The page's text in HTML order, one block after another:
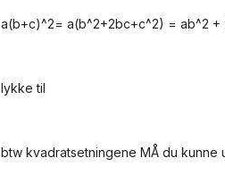
a(b+c)^2= a(b^2+2bc+c^2) = ab^2 +
lykke til
btw kvadratsetningene MÅ du kunne